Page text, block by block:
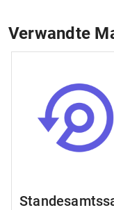
Verwandte